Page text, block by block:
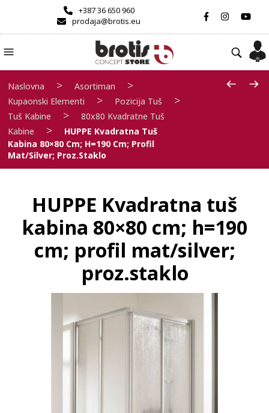
+387 36 650 960
prodaja@brotis.eu
Naslovna > Asortiman >
Kupaonski Elementi > Pozicija Tuš >
Tuš Kabine >
80x80 Kvadratne Tuš
Kabine
>
HUPPE Kvadratna Tuš
Kabina 80×80 Cm; H=190 Cm; Profil
Mat/silver; Proz.staklo
HUPPE Kvadratna tuš
kabina 80×80 cm; h=190
cm; profil mat/silver;
proz.staklo